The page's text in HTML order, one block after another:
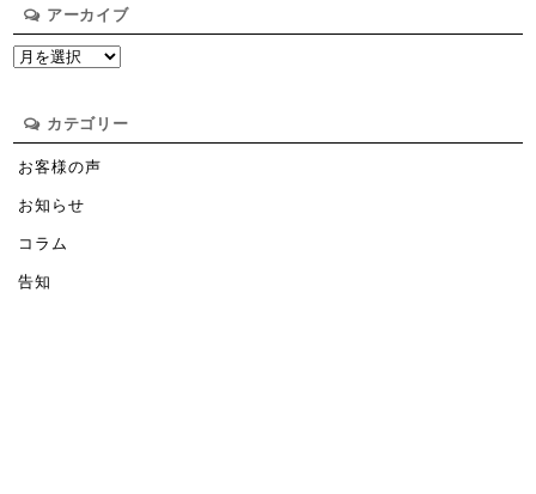
アーカイブ
ア
イ
ブ
カテゴリー
お客様の声
お知らせ
コラム
告知